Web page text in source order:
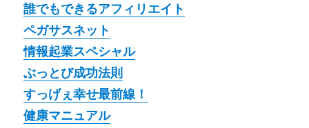
誰でもできるアフィリエイト
ペガサスネット
情報起業スペシャル
ぶっとび成功法則
すっげぇ幸せ最前線！
健康マニュアル